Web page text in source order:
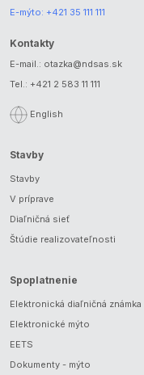
E-mýto: +421 35 111 111
Kontakty
E-mail.: otazka@ndsas.sk
Tel.: +421 2 583 11 111
English
Stavby
Stavby
V príprave
Diaľničná sieť
Štúdie realizovateľnosti
Spoplatnenie
Elektronická diaľničná známka
Elektronické mýto
EETS
Dokumenty - mýto